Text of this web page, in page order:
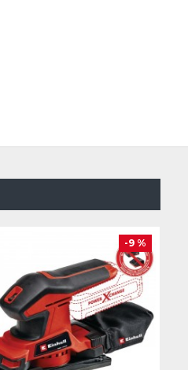
-9 %